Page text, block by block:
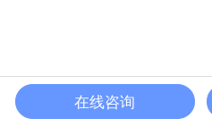
首页在线咨询